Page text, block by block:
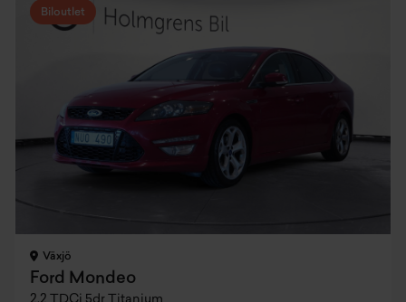
Biloutlet
Växjö
Ford Mondeo